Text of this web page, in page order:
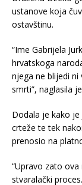
ustanove koja
ostavštinu.
“Ime Gabrijela
hrvatskoga
njega ne blijedi
smrti”, naglasila
Dodala je kako je
crteže te tek
prenosio na
“Upravo zato
stvaralački